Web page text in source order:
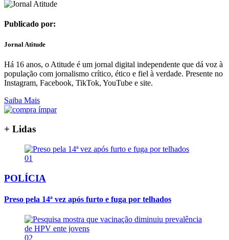
Publicado por:
Jornal Atitude
Há 16 anos, o Atitude é um jornal digital independente que dá voz à
população com jornalismo crítico, ético e fiel à verdade. Presente no
Instagram, Facebook, TikTok, YouTube e site.
Saiba Mais
+ Lidas
01
POLÍCIA
Preso pela 14ª vez após furto e fuga por telhados
02